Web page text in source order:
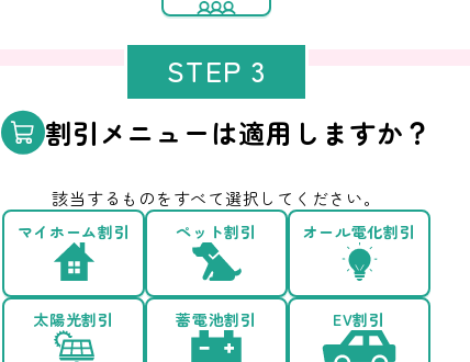
STEP 3
割引メニューは適用しますか？
該当するものをすべて選択してください。
マイホーム割引 ペット割引 オール電化割引
太陽光割引 蓄電池割引 EV割引